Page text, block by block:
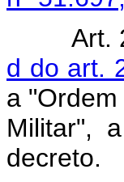
Art.
d do art.
a
Militar",
decreto.